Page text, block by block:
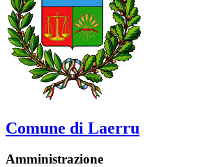
Comune di Laerru
Amministrazione